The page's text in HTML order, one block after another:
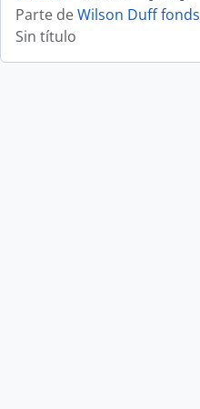
Parte deWilson Duff fonds
Sin título